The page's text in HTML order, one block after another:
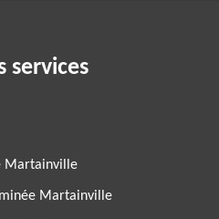
services
Martainville
Martainville